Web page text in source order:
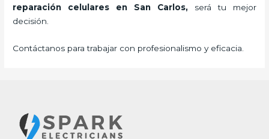
reparación celulares
en San Carlos, será tu mejor
decisión.
Contáctanos para trabajar con profesionalismo y eficacia.